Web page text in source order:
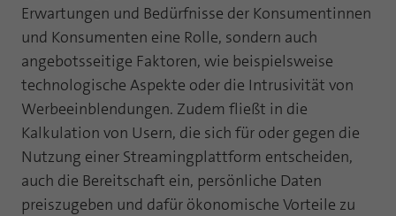
Erwartungen und Bedürfnisse der Konsumentinnen
und Konsumenten eine Rolle, sondern auch
angebotsseitige Faktoren, wie beispielsweise
technologische Aspekte oder die Intrusivität von
Werbeeinblendungen. Zudem fließt in die
Kalkulation von Usern, die sich für oder gegen die
Nutzung einer Streamingplattform entscheiden,
auch die Bereitschaft ein, persönliche Daten
preiszugeben und dafür ökonomische Vorteile zu